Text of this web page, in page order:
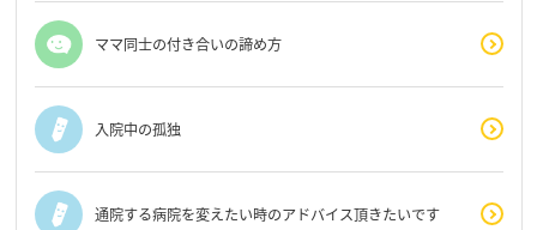
ママ同士の付き合いの諦め方
入院中の孤独
通院する病院を変えたい時のアドバイス頂きたいです